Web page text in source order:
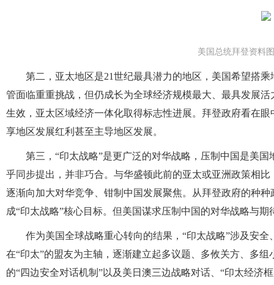
美国总统拜登资料
第二，亚太地区是21世纪最具潜力的地区，美国希望搭
管面临重重挑战，但仍成长为全球经济规模最大、最具发展
生效，亚太区域经济一体化取得标志性进展。拜登政府看在
享地区发展红利甚至主导地区发展。
第三，“印太战略”是更广泛的对华战略，压制中国是美
乎同步提出，并非巧合。与华盛顿此前的亚太或亚洲政策相
逐渐向加大对华竞争、钳制中国发展聚焦。从拜登政府的种
成“印太战略”核心目标。但美国谋求压制中国的对华战略与
作为美国全球战略重心转向的结果，“印太战略”涉及安
在“印太”的盟友为主轴，逐渐建立起多议题、多攸关方、多
的“四边安全对话机制”以及美日澳三边战略对话、“印太经济